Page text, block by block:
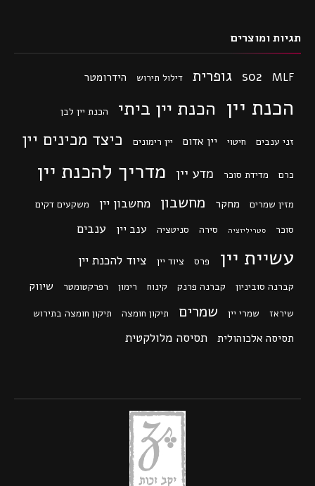
תגיות ומוצרים
MLF
so2 גופרית דילול תירוש הידרומטר
הכנת יין הכנת יין ביתי הכנת יין לבן
זני ענבים חיטוי יין אדום יין רימונים כיצד מכינים יין
כרם מדידת סוכר מדע יין מדריך להכנת יין
מזין שמרים מחקר מחשבון מחשבון יין
משקעים דקים
סוכר
סטריליזציה סירה סניטציה ענב יין ענבים
עשיית יין פרס ציוד יין ציוד להכנת יין
קברנה סוביניון קברנה פרנק קינוח רימון רפרקטומטר שיווק
שיראז שמרי יין שמרים תיקון חומצה תיקון חומצה בתירוש
תסיסה אלכוהולית תסיסה מלולקטית